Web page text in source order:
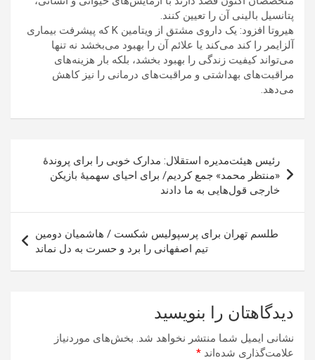
پتانسیل بالینی آن را تعیین کنند.
هیروتا افزود: یک داروی مشتق از ویتامین K که پیشرفت بیماری
آلزایمر را کند می‌کند یا علائم آن را بهبود می‌بخشد نه تنها
می‌تواند کیفیت زندگی را بهبود بخشد، بلکه بار هزینه‌های
مراقبت‌های بهداشتی و مراقبت‌های درمانی را نیز کاهش
می‌دهد.
نوشته
رئیس هیئت‌‌مدیره استقلال: مدارک خوبی را برای پروندۀ
«منتظر محمد» جمع کردیم/ برای احیای سهمیۀ بازیکن
خارجی قول‌هایی به ما دادند
طلسم‌ تهران برای پرسپولیس شکست / هاشمیان دومین
تیم اصفهانی را برد و حسرت به دل نماند
دیدگاهتان را بنویسید
نشانی ایمیل شما منتشر نخواهد شد. بخش‌های موردنیاز
علامت‌گذاری شده‌اند *